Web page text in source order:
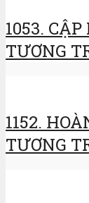
1053.
TƯƠNG
1152.
TƯƠNG